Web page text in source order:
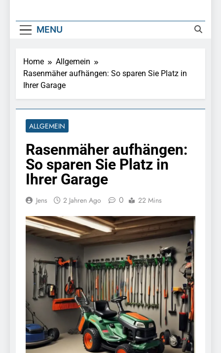
MENU
Home
Allgemein
Rasenmäher aufhängen: So sparen Sie Platz in
Ihrer Garage
ALLGEMEIN
Rasenmäher aufhängen:
So sparen Sie Platz in
Ihrer Garage
Jens 2 Jahren Ago 0 22 Mins